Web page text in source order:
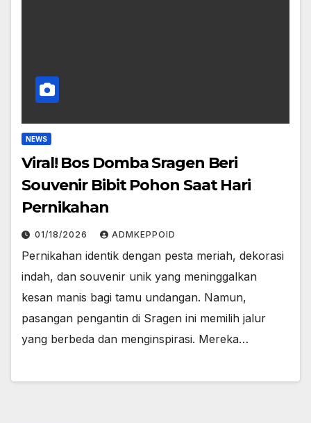
NEWS
Viral! Bos Domba Sragen Beri
Souvenir Bibit Pohon Saat Hari
Pernikahan
01/18/2026 ADMKEPPOID
Pernikahan identik dengan pesta meriah, dekorasi
indah, dan souvenir unik yang meninggalkan
kesan manis bagi tamu undangan. Namun,
pasangan pengantin di Sragen ini memilih jalur
yang berbeda dan menginspirasi. Mereka…